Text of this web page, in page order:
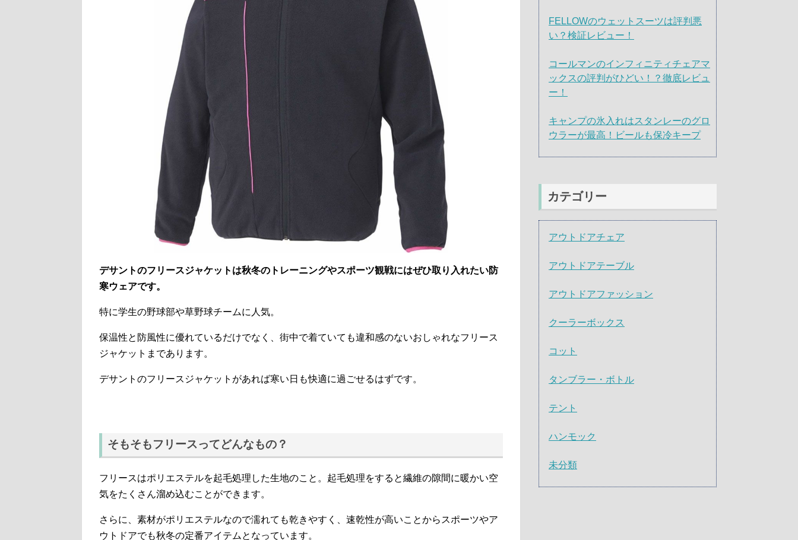
デサントのフリースジャケットは秋冬のトレーニングやスポーツ観戦にはぜひ取り入れたい防
寒ウェアです。
特に学生の野球部や草野球チームに人気。
保温性と防風性に優れているだけでなく、街中で着ていても違和感のないおしゃれなフリース
ジャケットまであります。
デサントのフリースジャケットがあれば寒い日も快適に過ごせるはずです。
そもそもフリースってどんなもの？
フリースはポリエステルを起毛処理した生地のこと。起毛処理をすると繊維の隙間に暖かい空
気をたくさん溜め込むことができます。
さらに、素材がポリエステルなので濡れても乾きやすく、速乾性が高いことからスポーツやア
ウトドアでも秋冬の定番アイテムとなっています。
FELLOWのウェットスーツは評判悪
い？検証レビュー！
コールマンのインフィニティチェアマ
ックスの評判がひどい！？徹底レビュ
ー！
キャンプの氷入れはスタンレーのグロ
ウラーが最高！ビールも保冷キープ
カテゴリー
アウトドアチェア
アウトドアテーブル
アウトドアファッション
クーラーボックス
コット
タンブラー・ボトル
テント
ハンモック
未分類